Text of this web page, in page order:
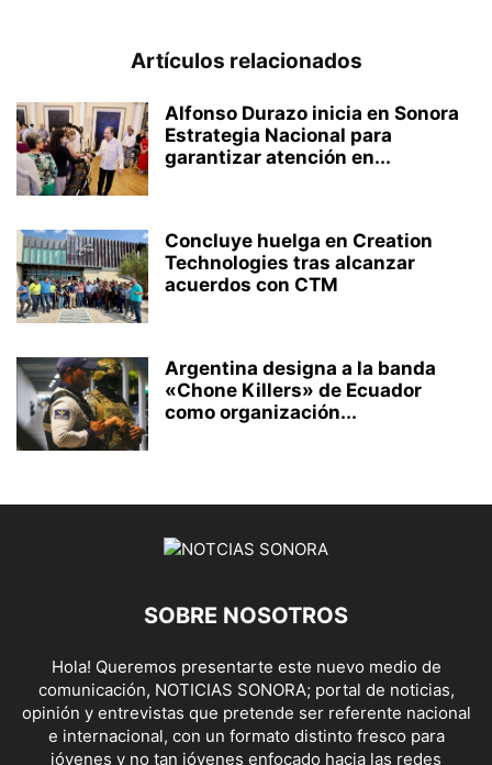
Artículos relacionados
Alfonso Durazo inicia en Sonora
Estrategia Nacional para
garantizar atención en...
Concluye huelga en Creation
Technologies tras alcanzar
acuerdos con CTM
Argentina designa a la banda
«Chone Killers» de Ecuador
como organización...
SOBRE NOSOTROS
Hola! Queremos presentarte este nuevo medio de
comunicación, NOTICIAS SONORA; portal de noticias,
opinión y entrevistas que pretende ser referente nacional
e internacional, con un formato distinto fresco para
jóvenes y no tan jóvenes enfocado hacia las redes